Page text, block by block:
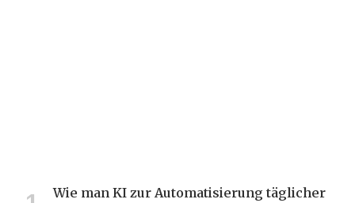
Wie man KI zur Automatisierung täglicher